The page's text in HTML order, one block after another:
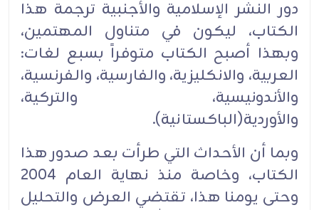
دور النشر الإسلامية والأجنبية ترجمة هذا
الكتاب، ليكون في متناول المهتمين،
وبهذا أصبح الكتاب متوفراً بسبع لغات:
العربية، والانكليزية، والفارسية، والفرنسية،
والأندونيسية، والتركية،
والأوردية(الباكستانية).
وبما أن الأحداث التي طرأت بعد صدور هذا
الكتاب، وخاصة منذ نهاية العام 2004
وحتى يومنا هذا، تقتضي العرض والتحليل